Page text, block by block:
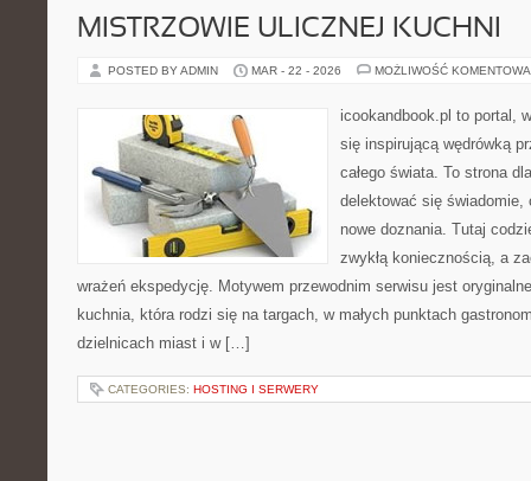
MISTRZOWIE ULICZNEJ KUCHNI
POSTED BY ADMIN MAR - 22 - 2026 MOŻLIWOŚĆ
icookandbook.pl to portal,
się inspirującą wędrówką
całego świata. To strona
delektować się
nowe doznania. Tutaj
zwykłą koniecznością, a
wrażeń ekspedycję. Motywem przewodnim serwisu jest
kuchnia, która rodzi się na targach, w małych punktach
dzielnicach miast i w […]
CATEGORIES: HOSTING I SERWERY